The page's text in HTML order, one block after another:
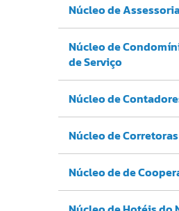
Núcleo de
Núcleo de
de Serviço
Núcleo de
Núcleo de
Núcleo de de